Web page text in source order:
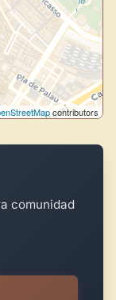
contributors
comunidad